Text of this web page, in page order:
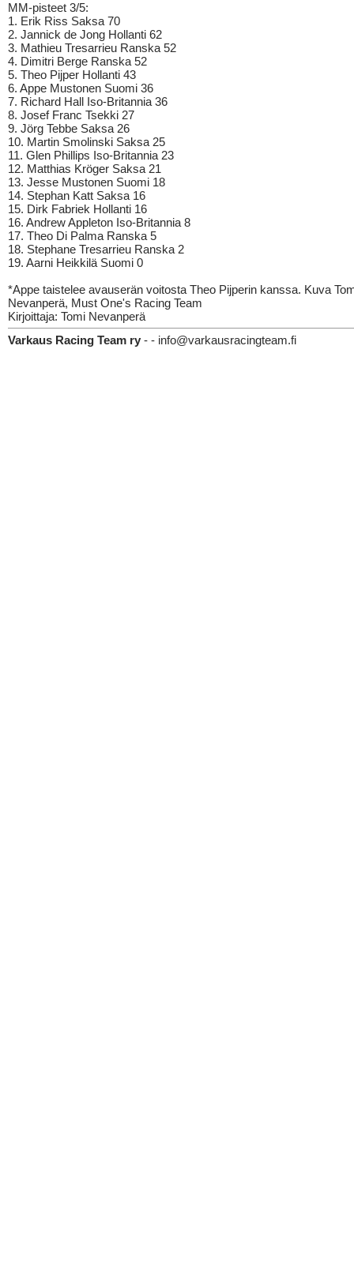
MM-pisteet 3/5:
1. Erik Riss Saksa 70
2. Jannick de Jong Hollanti 62
3. Mathieu Tresarrieu Ranska 52
4. Dimitri Berge Ranska 52
5. Theo Pijper Hollanti 43
6. Appe Mustonen Suomi 36
7. Richard Hall Iso-Britannia 36
8. Josef Franc Tsekki 27
9. Jörg Tebbe Saksa 26
10. Martin Smolinski Saksa 25
11. Glen Phillips Iso-Britannia 23
12. Matthias Kröger Saksa 21
13. Jesse Mustonen Suomi 18
14. Stephan Katt Saksa 16
15. Dirk Fabriek Hollanti 16
16. Andrew Appleton Iso-Britannia 8
17. Theo Di Palma Ranska 5
18. Stephane Tresarrieu Ranska 2
19. Aarni Heikkilä Suomi 0
*Appe taistelee avauserän voitosta Theo Pijperin kanssa. Kuva
Nevanperä, Must One's Racing Team
Kirjoittaja: Tomi Nevanperä
Varkaus Racing Team ry - - info@varkausracingteam.fi